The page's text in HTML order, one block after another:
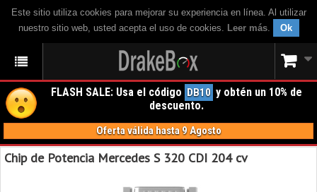
Este sitio utiliza cookies para mejorar su experiencia en línea. Al utilizar
nuestro sitio web, usted acepta el uso de cookies. Leer más. Ok
FLASH SALE: Usa el código DB10 y obtén un 10% de
descuento.
Oferta válida hasta 9 Agosto
Chip de Potencia Mercedes S 320 CDI 204 cv